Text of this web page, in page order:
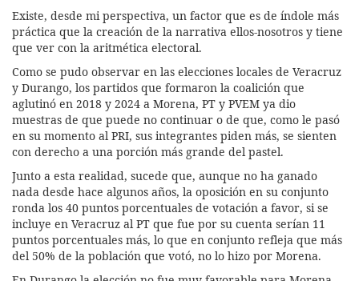
Existe, desde mi perspectiva, un factor que es de índole más
práctica que la creación de la narrativa ellos-nosotros y tiene
que ver con la aritmética electoral.
Como se pudo observar en las elecciones locales de Veracruz
y Durango, los partidos que formaron la coalición que
aglutinó en 2018 y 2024 a Morena, PT y PVEM ya dio
muestras de que puede no continuar o de que, como le pasó
en su momento al PRI, sus integrantes piden más, se sienten
con derecho a una porción más grande del pastel.
Junto a esta realidad, sucede que, aunque no ha ganado
nada desde hace algunos años, la oposición en su conjunto
ronda los 40 puntos porcentuales de votación a favor, si se
incluye en Veracruz al PT que fue por su cuenta serían 11
puntos porcentuales más, lo que en conjunto refleja que más
del 50% de la población que votó, no lo hizo por Morena.